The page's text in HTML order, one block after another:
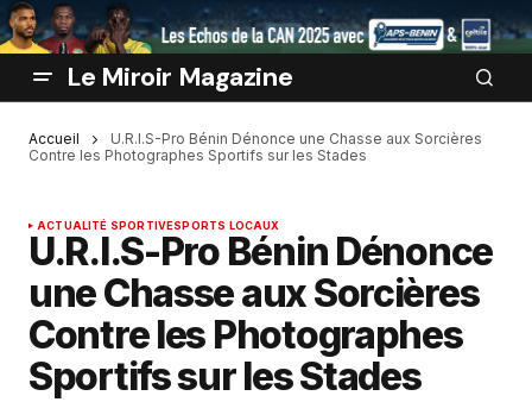
Le Miroir Magazine
Accueil
U.R.I.S-Pro Bénin Dénonce une Chasse aux Sorcières
Contre les Photographes Sportifs sur les Stades
ACTUALITÉ SPORTIVESPORTS LOCAUX
U.R.I.S-Pro Bénin Dénonce
une Chasse aux Sorcières
Contre les Photographes
Sportifs sur les Stades